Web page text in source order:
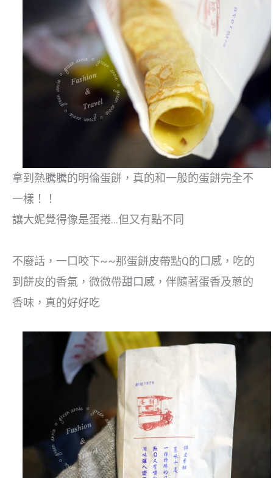
拿到熱騰騰的明倫蛋餅，真的和一般的蛋餅完全不
一樣！！
讓大妮覺得像是蛋捲…但又有點不同
不廢話，一口咬下~~那蛋餅皮帶點Q的口感，吃的
到餅皮的香氣，微微帶甜口感，伴隨著蛋香及蔥的
香味，真的好好吃